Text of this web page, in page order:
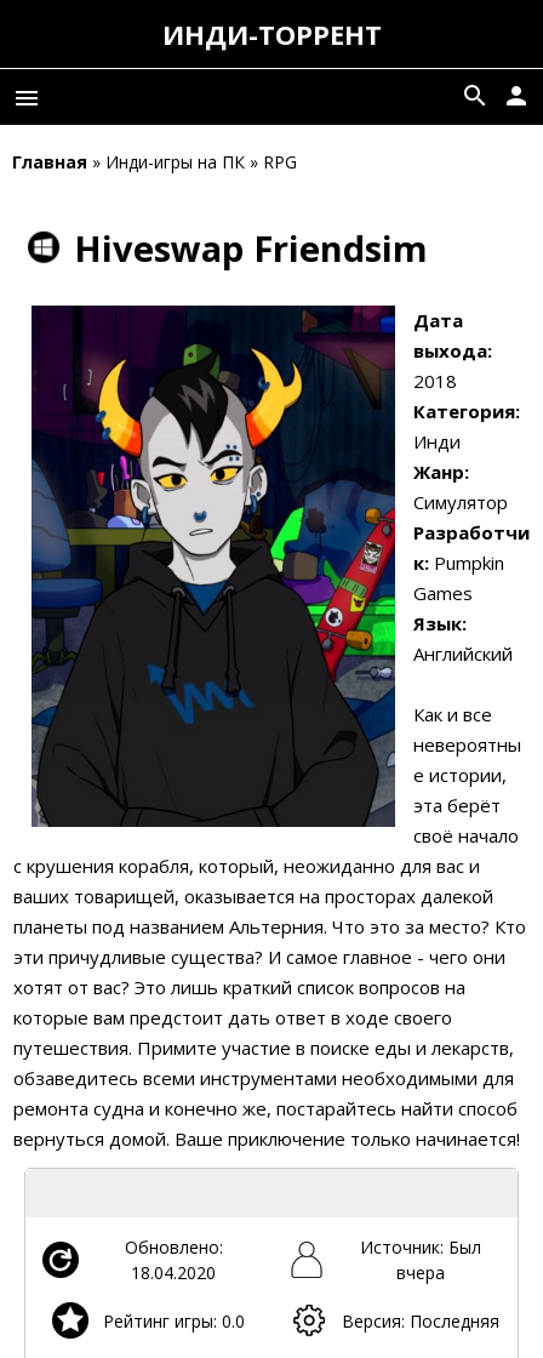
ИНДИ-ТОРРЕНТ
menu person
search
Главная » Инди-игры на ПК » RPG
Hiveswap Friendsim
Дата
выхода:
2018
Категория:
Инди
Жанр:
Симулятор
Разработчи
к: Pumpkin
Games
Язык:
Английский
Как и все
невероятны
е истории,
эта берёт
своё начало
с крушения корабля, который, неожиданно для вас и
ваших товарищей, оказывается на просторах далекой
планеты под названием Альтерния. Что это за место? Кто
эти причудливые существа? И самое главное - чего они
хотят от вас? Это лишь краткий список вопросов на
которые вам предстоит дать ответ в ходе своего
путешествия. Примите участие в поиске еды и лекарств,
обзаведитесь всеми инструментами необходимыми для
ремонта судна и конечно же, постарайтесь найти способ
вернуться домой. Ваше приключение только начинается!
Обновлено:
18.04.2020
Источник: Был
вчера
Рейтинг игры: 0.0 Версия: Последняя